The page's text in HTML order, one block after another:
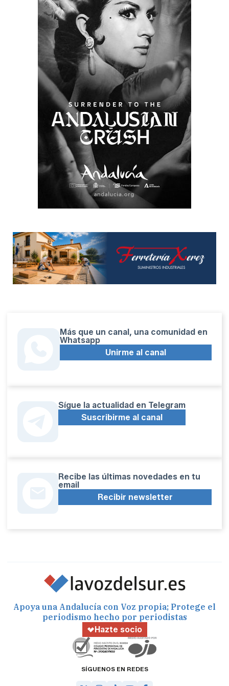
Más que un canal, una comunidad en
Whatsapp
Unirme al canal
Sígue la actualidad en Telegram
Suscribirme al canal
Recibe las últimas novedades en tu
email
Recibir newsletter
Apoya una Andalucía con Voz propia; Protege el
periodismo hecho por periodistas
Hazte socio
SÍGUENOS EN REDES